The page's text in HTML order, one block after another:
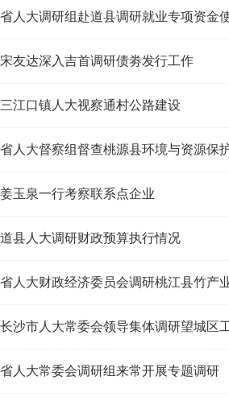
省人大调研组赴道县调研就业专项资金
宋友达深入吉首调研债劵发行工作
三江口镇人大视察通村公路建设
省人大督察组督查桃源县环境与资源保
姜玉泉一行考察联系点企业
道县人大调研财政预算执行情况
省人大财政经济委员会调研桃江县竹产
长沙市人大常委会领导集体调研望城区
省人大常委会调研组来常开展专题调研